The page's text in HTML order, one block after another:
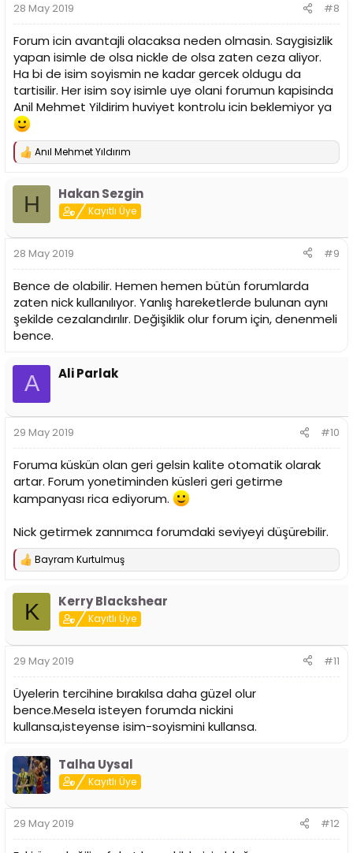
:
28 May 2019 #8
Forum icin avantajli olacaksa neden olmasin. Saygisizlik
yapan isimle de olsa nickle de olsa zaten ceza aliyor.
Ha bi de isim soyismin ne kadar gercek oldugu da
tartisilir. Her isim soy isimle uye olani forumun kapisinda
Anil Mehmet Yildirim huviyet kontrolu icin beklemiyor ya
T
p
l
:
Anıl Mehmet Yıldırım
H Hakan Sezgin
Kayıtlı Üye
28 May 2019 #9
Bence de olabilir. Hemen hemen bütün forumlarda
zaten nick kullanılıyor. Yanlış hareketlerde bulunan aynı
şekilde cezalandırılır. Değişiklik olur forum için, denenmeli
bence.
A Ali Parlak
29 May 2019 #10
Foruma küskün olan geri gelsin kalite otomatik olarak
artar. Forum yonetiminden küsleri geri getirme
kampanyası rica ediyorum.
Nick getirmek zannımca forumdaki seviyeyi düşürebilir.
T
p
l
:
Bayram Kurtulmuş
K Kerry Blackshear
Kayıtlı Üye
29 May 2019 #11
Üyelerin tercihine bırakılsa daha güzel olur
bence.Mesela isteyen forumda nickini
kullansa,isteyense isim-soyismini kullansa.
Talha Uysal
Kayıtlı Üye
29 May 2019 #12